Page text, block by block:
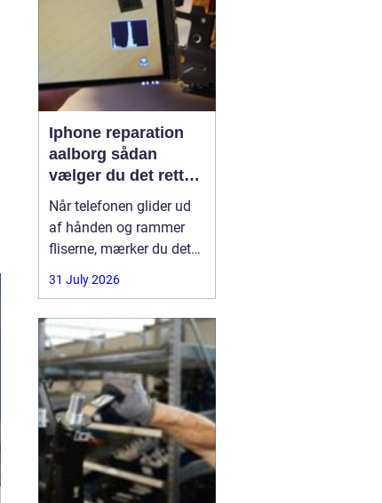
Iphone reparation
aalborg sådan
vælger du det rette
værksted
Når telefonen glider ud
af hånden og rammer
fliserne, mærker du det
med det samme.
Skærmen splintrer, lyden
står af midt på dagen.
For mange i Aalborg er
mobilen helt central i
både arbejde, studie og
hverdag. Derfor
31 July 2026